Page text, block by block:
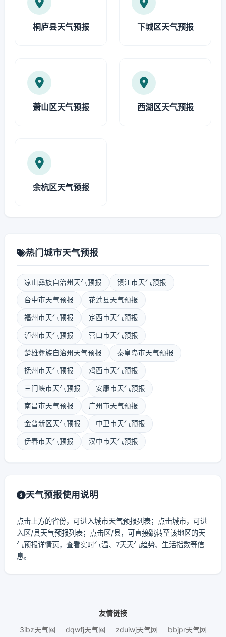
桐庐县天气预报 下城区天气预报
萧山区天气预报 西湖区天气预报
余杭区天气预报
热门城市天气预报
凉山彝族自治州天气预报 镇江市天气预报
台中市天气预报 花莲县天气预报
福州市天气预报 定西市天气预报
泸州市天气预报 营口市天气预报
楚雄彝族自治州天气预报 秦皇岛市天气预报
抚州市天气预报 鸡西市天气预报
三门峡市天气预报 安康市天气预报
南昌市天气预报 广州市天气预报
金普新区天气预报 中卫市天气预报
伊春市天气预报 汉中市天气预报
天气预报使用说明
点击上方的省份，可进入城市天气预报列表；点击城市，可进
入区/县天气预报列表；点击区/县，可直接跳转至该地区的天
气预报详情页，查看实时气温、7天天气趋势、生活指数等信
息。
友情链接
3ibz天气网
dqwfj天气网 zduiwj天气网 bbjpr天气网